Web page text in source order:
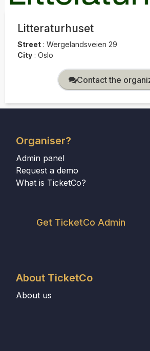
Litteraturhuset
Street : Wergelandsveien 29
City : Oslo
Contact the
Organiser?
Admin panel
Request a demo
What is TicketCo?
Get TicketCo Admin
About TicketCo
About us